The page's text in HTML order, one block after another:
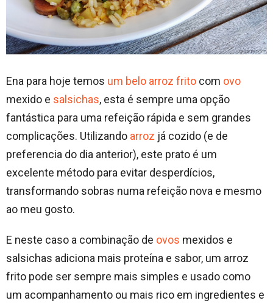
Ena para hoje temos um belo arroz frito com ovo
mexido e salsichas, esta é sempre uma opção
fantástica para uma refeição rápida e sem grandes
complicações. Utilizando arroz já cozido (e de
preferencia do dia anterior), este prato é um
excelente método para evitar desperdícios,
transformando sobras numa refeição nova e mesmo
ao meu gosto.
E neste caso a combinação de ovos mexidos e
salsichas adiciona mais proteína e sabor, um arroz
frito pode ser sempre mais simples e usado como
um acompanhamento ou mais rico em ingredientes e